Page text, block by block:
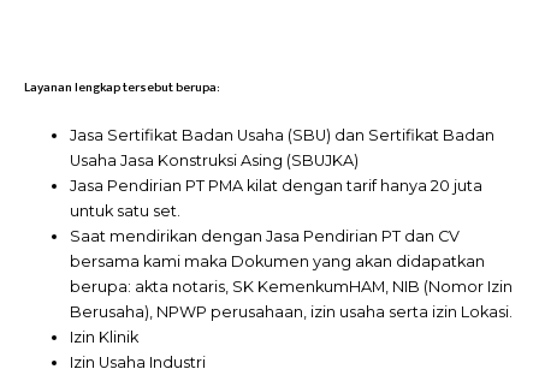
Layanan lengkap tersebut berupa:
Jasa Sertifikat Badan Usaha (SBU) dan Sertifikat Badan
Usaha Jasa Konstruksi Asing (SBUJKA)
Jasa Pendirian PT PMA kilat dengan tarif hanya 20 juta
untuk satu set.
Saat mendirikan dengan Jasa Pendirian PT dan CV
bersama kami maka Dokumen yang akan didapatkan
berupa: akta notaris, SK KemenkumHAM, NIB (Nomor Izin
Berusaha), NPWP perusahaan, izin usaha serta izin Lokasi.
Izin Klinik
Izin Usaha Industri